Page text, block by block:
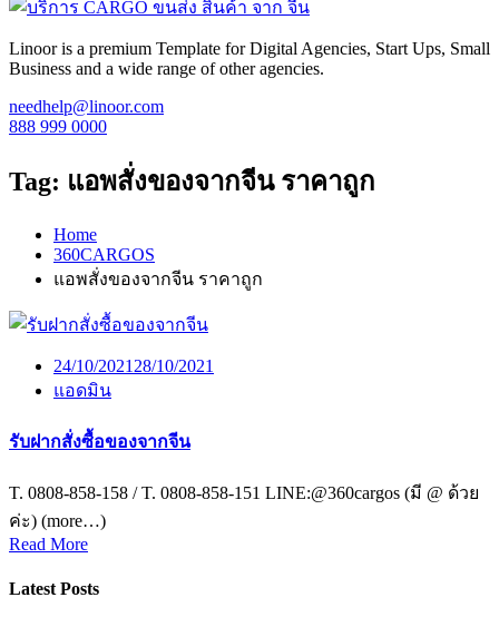
Linoor is a premium Template for Digital Agencies, Start Ups, Small
Business and a wide range of other agencies.
needhelp@linoor.com
888 999 0000
Tag: แอพสั่งของจากจีน ราคาถูก
Home
360CARGOS
แอพสั่งของจากจีน ราคาถูก
24/10/2021 28/10/2021
แอดมิน
รับฝากสั่งซื้อของจากจีน
T. 0808-858-158 / T. 0808-858-151 LINE:@360cargos (มี @ ด้วย
ค่ะ) (more…)
Read More
Latest Posts